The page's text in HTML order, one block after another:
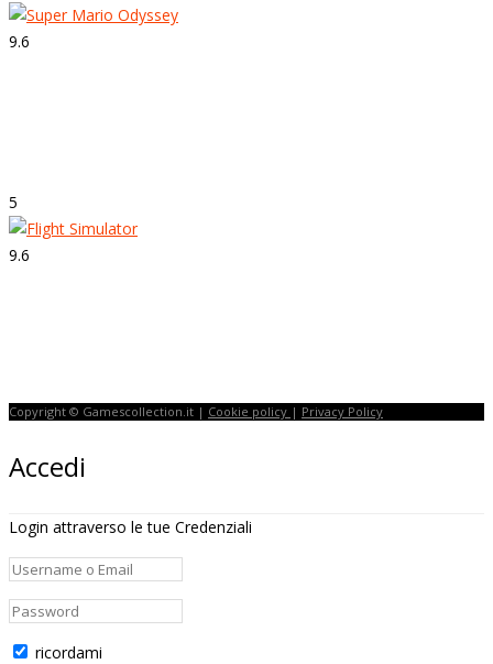
9.6
5
9.6
Copyright © Gamescollection.it | Cookie policy | Privacy Policy
Accedi
Login attraverso le tue Credenziali
ricordami